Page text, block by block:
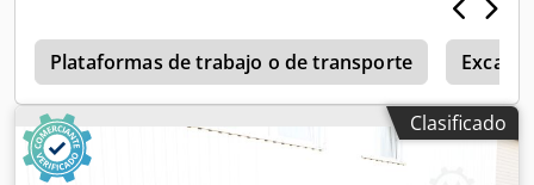
Plataformas de trabajo o de transporte
Clasificado